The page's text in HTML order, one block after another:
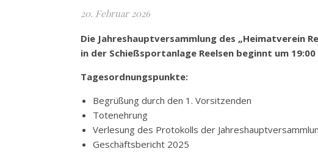
20. Februar 2026
Die Jahreshauptversammlung des „Heimatverein
in der Schießsportanlage Reelsen beginnt um
Tagesordnungspunkte:
Begrüßung durch den 1. Vorsitzenden
Totenehrung
Verlesung des Protokolls der
Geschäftsbericht 2025